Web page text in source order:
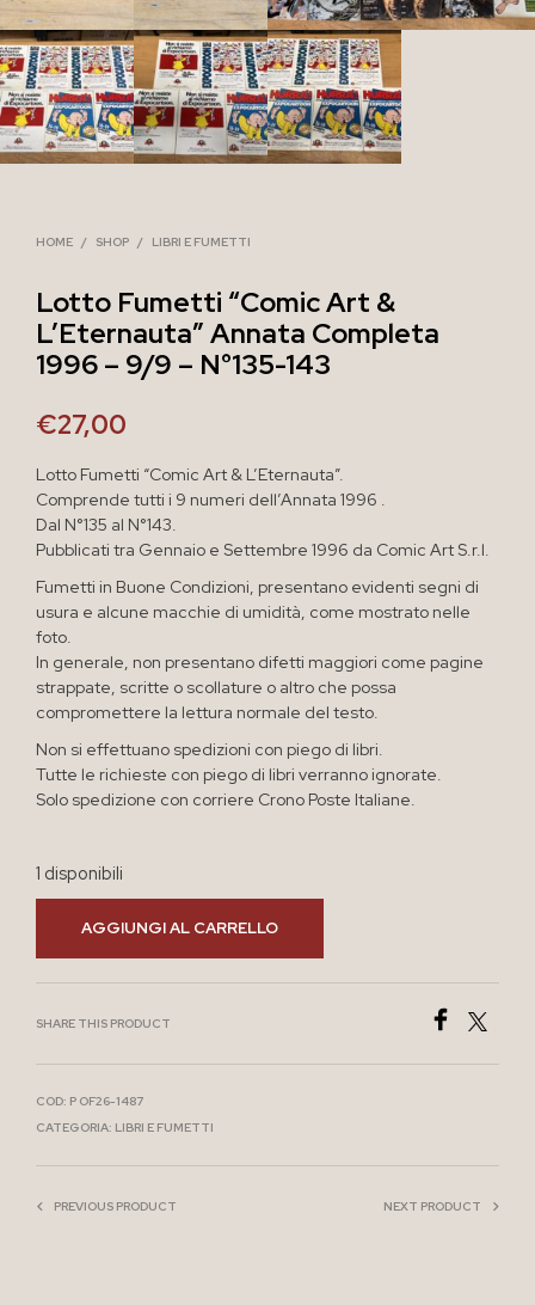
HOME / SHOP / LIBRI E FUMETTI
Lotto Fumetti “Comic Art &
L’Eternauta” Annata Completa
1996 – 9/9 – N°135-143
€27,00
Lotto Fumetti “Comic Art & L’Eternauta”.
Comprende tutti i 9 numeri dell’Annata 1996 .
Dal N°135 al N°143.
Pubblicati tra Gennaio e Settembre 1996 da Comic Art S.r.l.
Fumetti in Buone Condizioni, presentano evidenti segni di
usura e alcune macchie di umidità, come mostrato nelle
foto.
In generale, non presentano difetti maggiori come pagine
strappate, scritte o scollature o altro che possa
compromettere la lettura normale del testo.
Non si effettuano spedizioni con piego di libri.
Tutte le richieste con piego di libri verranno ignorate.
Solo spedizione con corriere Crono Poste Italiane.
1 disponibili
AGGIUNGI AL CARRELLO
SHARE THIS PRODUCT
COD: P OF26-1487
CATEGORIA: LIBRI E FUMETTI
PREVIOUS PRODUCT NEXT PRODUCT